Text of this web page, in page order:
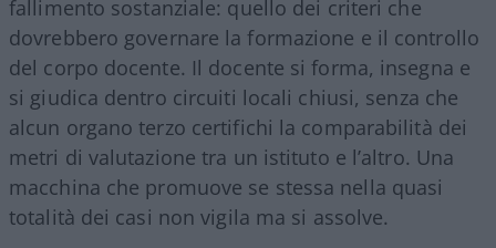
fallimento sostanziale: quello dei criteri che
dovrebbero governare la formazione e il controllo
del corpo docente. Il docente si forma, insegna e
si giudica dentro circuiti locali chiusi, senza che
alcun organo terzo certifichi la comparabilità dei
metri di valutazione tra un istituto e l’altro. Una
macchina che promuove se stessa nella quasi
totalità dei casi non vigila ma si assolve.